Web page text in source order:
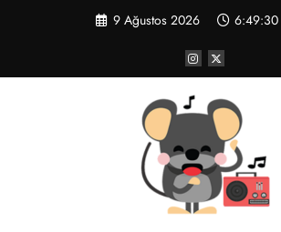
9 Ağustos 2026 6:49:31